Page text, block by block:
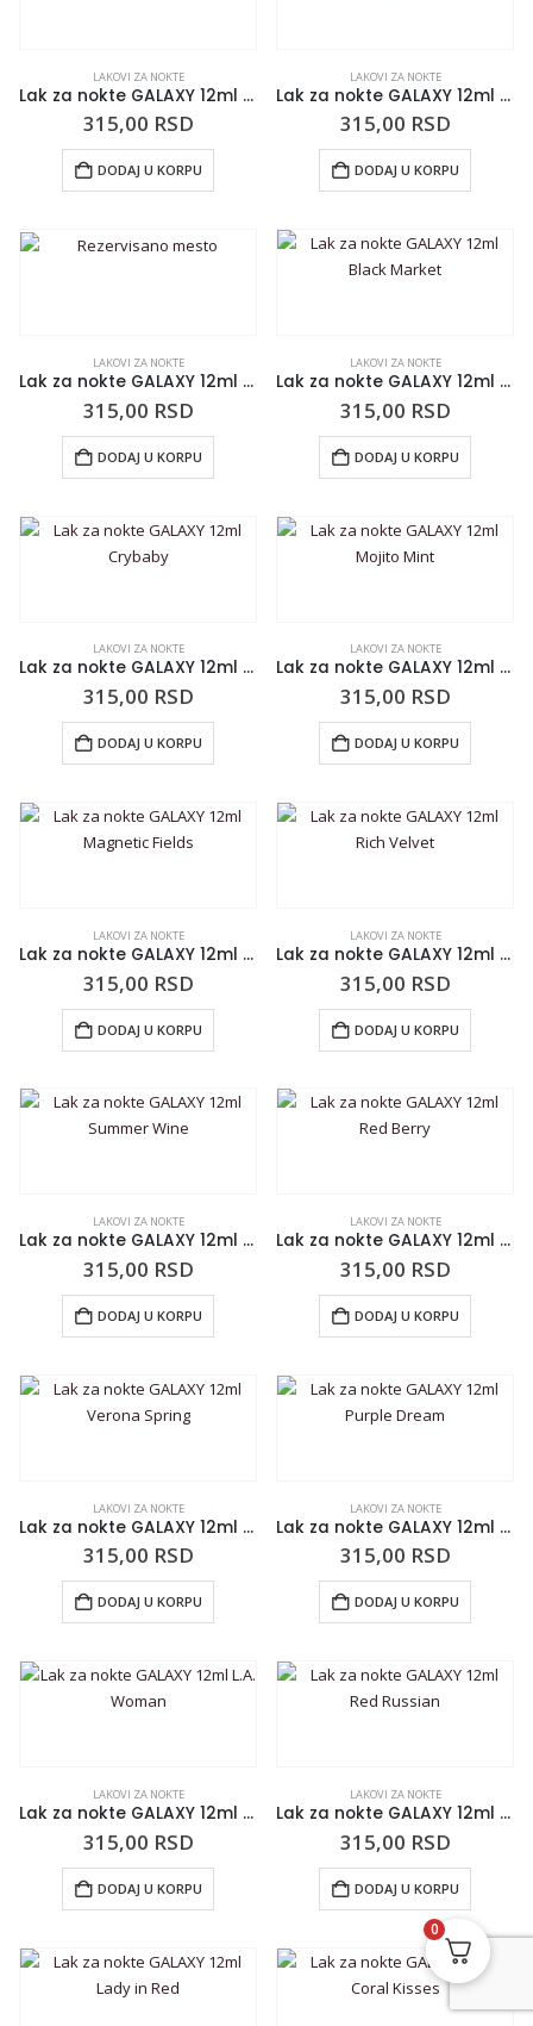
LAKOVI ZA NOKTE
Lak za nokte GALAXY 12ml Oceans 14
315,00 RSD
DODAJ U KORPU
LAKOVI ZA NOKTE
Lak za nokte GALAXY 12ml Blackout
315,00 RSD
DODAJ U KORPU
LAKOVI ZA NOKTE
Lak za nokte GALAXY 12ml Just Plum
315,00 RSD
DODAJ U KORPU
LAKOVI ZA NOKTE
Lak za nokte GALAXY 12ml Black Market
315,00 RSD
DODAJ U KORPU
LAKOVI ZA NOKTE
Lak za nokte GALAXY 12ml Crybaby
315,00 RSD
DODAJ U KORPU
LAKOVI ZA NOKTE
Lak za nokte GALAXY 12ml Mojito Mint
315,00 RSD
DODAJ U KORPU
LAKOVI ZA NOKTE
Lak za nokte GALAXY 12ml Magnetic Fields
315,00 RSD
DODAJ U KORPU
LAKOVI ZA NOKTE
Lak za nokte GALAXY 12ml Rich Velvet
315,00 RSD
DODAJ U KORPU
LAKOVI ZA NOKTE
Lak za nokte GALAXY 12ml Summer Wine
315,00 RSD
DODAJ U KORPU
LAKOVI ZA NOKTE
Lak za nokte GALAXY 12ml Red Berry
315,00 RSD
DODAJ U KORPU
LAKOVI ZA NOKTE
Lak za nokte GALAXY 12ml Verona Spring
315,00 RSD
DODAJ U KORPU
LAKOVI ZA NOKTE
Lak za nokte GALAXY 12ml Purple Dream
315,00 RSD
DODAJ U KORPU
LAKOVI ZA NOKTE
Lak za nokte GALAXY 12ml L.A. Woman
315,00 RSD
DODAJ U KORPU
LAKOVI ZA NOKTE
Lak za nokte GALAXY 12ml Red Russian
315,00 RSD
DODAJ U KORPU
0